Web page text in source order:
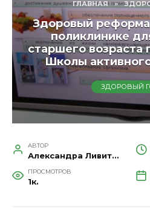
ГЛАВНАЯ »
Здоровый
поликлинике
старшего возраста
Школы
ЗДОРОВЫЙ
АВТОР
Александра Ливитина
ПРОСМОТРОВ
1к.